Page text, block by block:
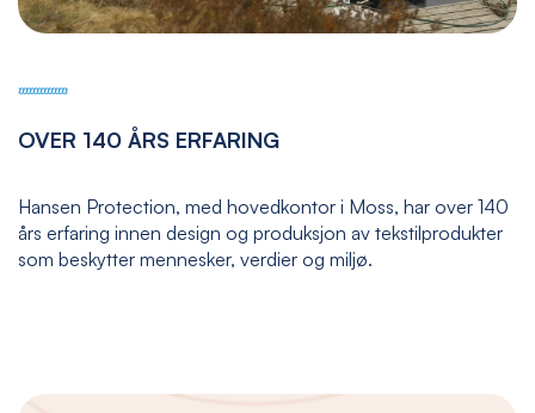
OVER 140 ÅRS ERFARING
Hansen Protection, med hovedkontor i Moss, har over 140
års erfaring innen design og produksjon av tekstilprodukter
som beskytter mennesker, verdier og miljø.